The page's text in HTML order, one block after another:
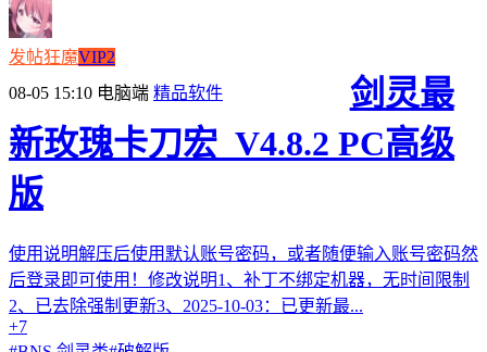
发帖狂魔VIP2
08-05 15:10 电脑端 精品软件
剑灵最
新玫瑰卡刀宏_V4.8.2 PC高级
版
使用说明解压后使用默认账号密码，或者随便输入账号密码然
后登录即可使用！修改说明1、补丁不绑定机器，无时间限制
2、已去除强制更新3、2025-10-03：已更新最...
+7